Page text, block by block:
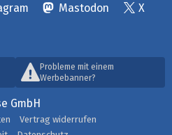
Mastodon
X
Probleme mit einem
Werbebanner?
GmbH
Vertrag widerrufen